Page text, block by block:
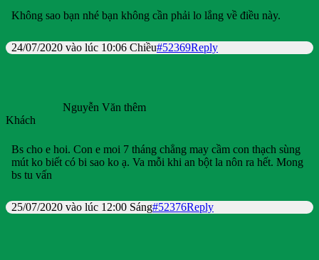
Không sao bạn nhé bạn không cần phải lo lắng về điều này.
24/07/2020 vào lúc 10:06 Chiều#52369Reply
Nguyễn Văn thêm
Khách
Bs cho e hoi. Con e moi 7 tháng chẳng may cầm con thạch sùng
mút ko biết có bi sao ko ạ. Va mỗi khi an bột la nôn ra hết. Mong
bs tu vấn
25/07/2020 vào lúc 12:00 Sáng#52376Reply